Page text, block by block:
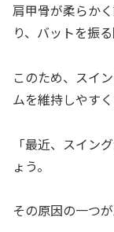
肩甲骨が柔らか
り、バットを振
このため、スイ
ムを維持しやすく
「最近、スイン
ょう。
その原因の一つ